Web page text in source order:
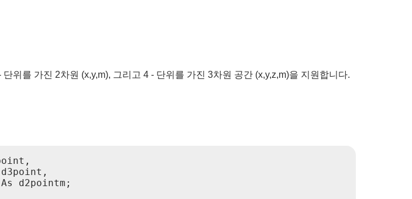
위를 가진 2차원 (x,y,m), 그리고 4 - 단위를 가진 3차원 공간 (x,y,z,m)을 지원합니다.
d2pointm;